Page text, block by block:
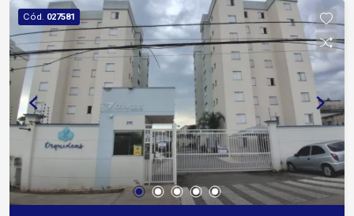
Churrasqueira Salão de festas Playground
Piscina adulto e infantil Mercadinho Portaria 24h
Segurança 24h Excelente opção para morar ou
investir com segurança e comodidade!
Cód. 027581